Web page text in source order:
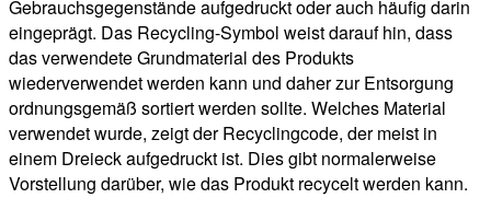
Gebrauchsgegenstände aufgedruckt oder auch häufig darin
eingeprägt. Das Recycling-Symbol weist darauf hin, dass
das verwendete Grundmaterial des Produkts
wiederverwendet werden kann und daher zur Entsorgung
ordnungsgemäß sortiert werden sollte. Welches Material
verwendet wurde, zeigt der Recyclingcode, der meist in
einem Dreieck aufgedruckt ist. Dies gibt normalerweise
Vorstellung darüber, wie das Produkt recycelt werden kann.